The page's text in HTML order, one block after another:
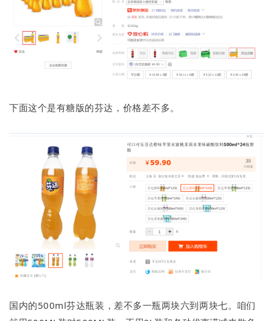
下面这个是有糖版的芬达，价格差不多。
国内的500ml芬达瓶装，差不多一瓶两块六到两块七。 咱们